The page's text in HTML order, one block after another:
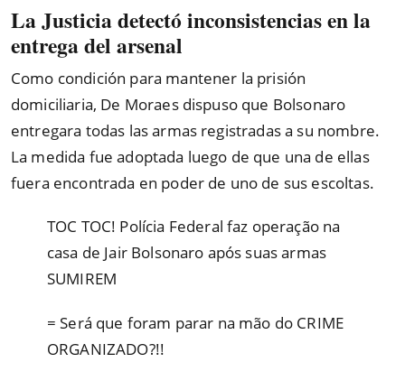
La Justicia detectó inconsistencias en la
entrega del arsenal
Como condición para mantener la prisión
domiciliaria, De Moraes dispuso que Bolsonaro
entregara todas las armas registradas a su nombre.
La medida fue adoptada luego de que una de ellas
fuera encontrada en poder de uno de sus escoltas.
TOC TOC! Polícia Federal faz operação na
casa de Jair Bolsonaro após suas armas
SUMIREM
= Será que foram parar na mão do CRIME
ORGANIZADO?!!